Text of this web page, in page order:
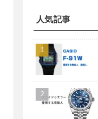
人気記事